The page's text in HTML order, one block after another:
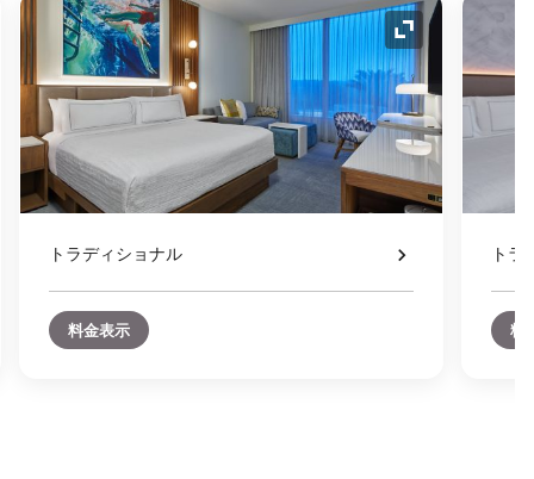
ンの拡大 アイコンの拡
トラディショナル
料金表示
トラ
料